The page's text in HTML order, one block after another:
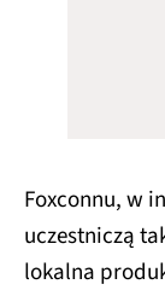
Foxconnu, w
uczestniczą
lokalna